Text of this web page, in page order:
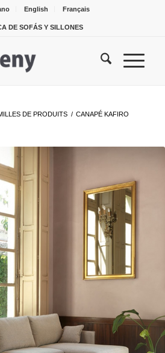
English Français
DE SOFÁS Y SILLONES
DE PRODUITS / CANAPÉ KAFIRO